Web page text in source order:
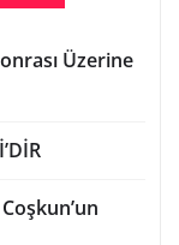
Üzerine